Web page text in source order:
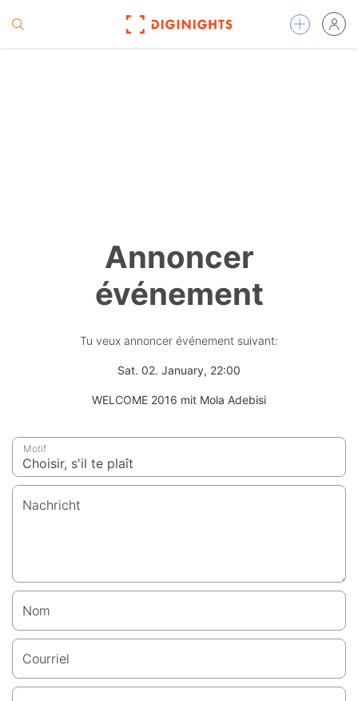
Annoncer
événement
Tu veux annoncer événement suivant:
Sat. 02. January, 22:00
WELCOME 2016 mit Mola Adebisi
Motif
Nachricht
Nom
Courriel